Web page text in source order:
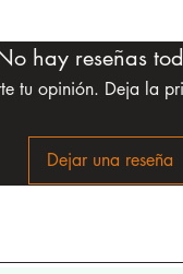
hay reseñas
tu opinión. Deja la
Dejar una reseña